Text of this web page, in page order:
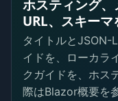
ホスティング
URL、スキー
タイトルとJSON-
イドを、ローカラ
クガイドを、ホス
際はBlazor概要を